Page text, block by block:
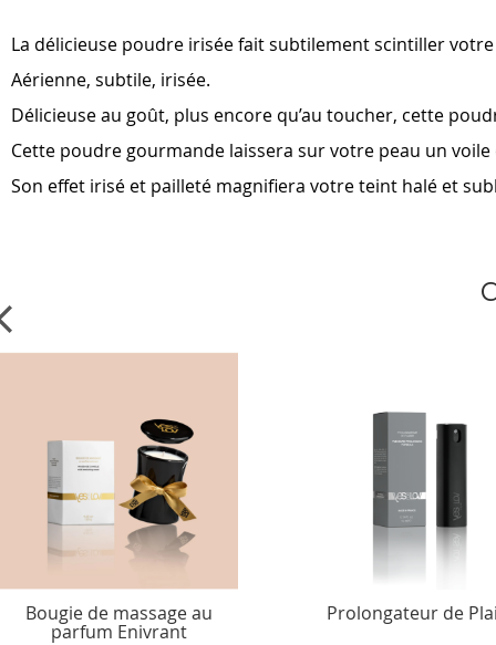
of
the
images
La délicieuse poudre irisée fait subtilement scintiller
Aérienne, subtile, irisée.
Délicieuse au goût, plus encore qu’au toucher, cette
Cette poudre gourmande laissera sur votre peau un
Son effet irisé et pailleté magnifiera votre teint halé et
Bougie de massage au
parfum Enivrant
Prolongateur de